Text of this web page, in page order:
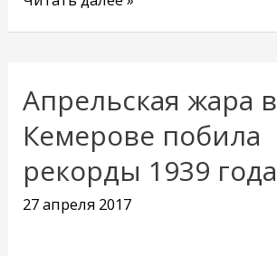
Апрельская жара в
Кемерове побила
рекорды 1939 года
27 апреля 2017
Апрельская
в
Кемерове
побила